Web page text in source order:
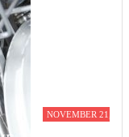
NOVEMBER 21,